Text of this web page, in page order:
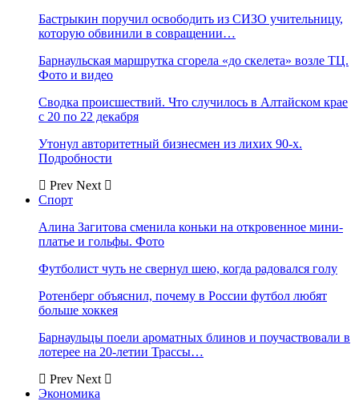
Бастрыкин поручил освободить из СИЗО учительницу,
которую обвинили в совращении…
Барнаульская маршрутка сгорела «до скелета» возле ТЦ.
Фото и видео
Сводка происшествий. Что случилось в Алтайском крае
с 20 по 22 декабря
Утонул авторитетный бизнесмен из лихих 90-х.
Подробности
Prev Next
Спорт
Алина Загитова сменила коньки на откровенное мини-
платье и гольфы. Фото
Футболист чуть не свернул шею, когда радовался голу
Ротенберг объяснил, почему в России футбол любят
больше хоккея
Барнаульцы поели ароматных блинов и поучаствовали в
лотерее на 20-летии Трассы…
Prev Next
Экономика